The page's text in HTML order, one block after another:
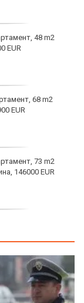
48 m2
EUR
68 m2
EUR
73 m2
146000 EUR